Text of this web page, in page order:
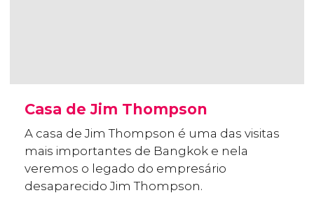
Casa de Jim Thompson
A casa de Jim Thompson é uma das visitas
mais importantes de Bangkok e nela
veremos o legado do empresário
desaparecido Jim Thompson.